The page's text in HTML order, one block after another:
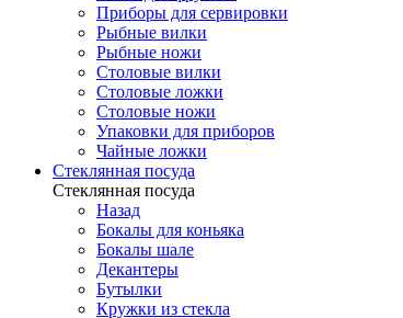
Приборы для сервировки
Рыбные вилки
Рыбные ножи
Столовые вилки
Столовые ложки
Столовые ножи
Упаковки для приборов
Чайные ложки
Стеклянная посуда
Стеклянная посуда
Назад
Бокалы для коньяка
Бокалы шале
Декантеры
Бутылки
Кружки из стекла